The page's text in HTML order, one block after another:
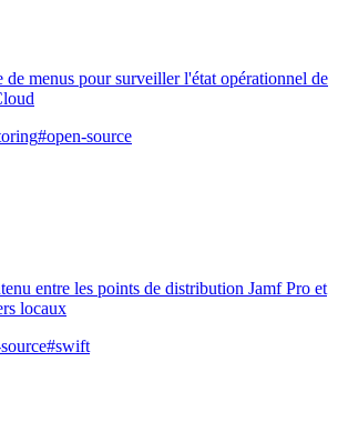
menus pour surveiller l'état opérationnel de
#open-source
entre les points de distribution Jamf Pro et
locaux
#swift